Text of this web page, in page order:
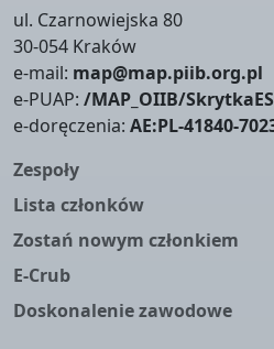
ul. Czarnowiejska 80
30-054 Kraków
e-mail: map@map.piib.org.pl
e-PUAP: /MAP_OIIB/
e-doręczenia: AE:PL-41840-
Zespoły
Lista członków
Zostań nowym członkiem
E-Crub
Doskonalenie zawodowe